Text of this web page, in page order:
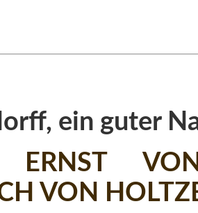
ein guter
ERNST
VON